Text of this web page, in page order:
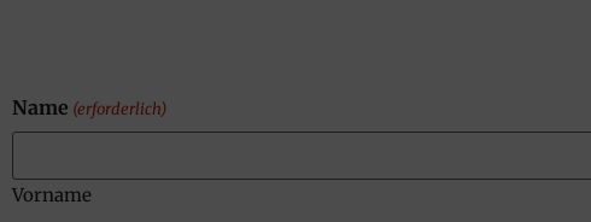
Name (erforderlich)
Vorname